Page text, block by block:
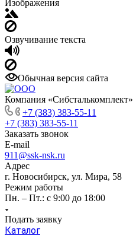
Изображения
Озвучивание текста
Обычная версия сайта
Компания «Сибсталькомплект»
+7 (383) 383-55-11
+7 (383) 383-55-11
Заказать звонок
E-mail
911@ssk-nsk.ru
Адрес
г. Новосибирск, ул. Мира, 58
Режим работы
Пн. – Пт.: с 9:00 до 18:00
Подать заявку
Каталог